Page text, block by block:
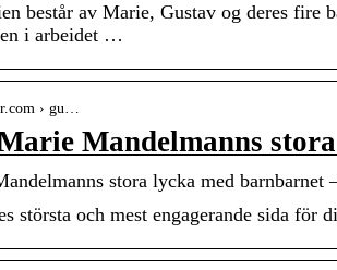
består av Marie, Gustav og deres fire
i arbeidet …
› gu…
Mandelmanns
stora lycka med barnbarnet
största och mest engagerande sida för